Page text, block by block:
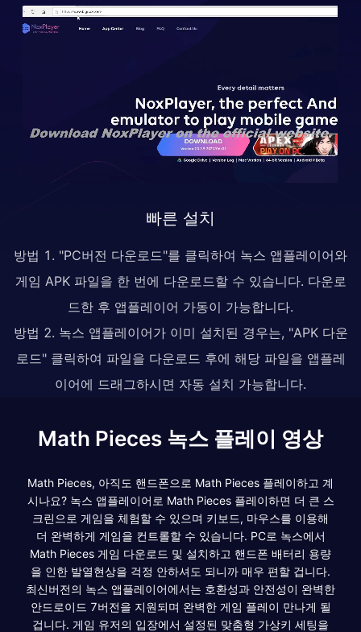
빠른 설치
방법 1. "PC버전 다운로드"를 클릭하여 녹스 앱플레이어와
게임 APK 파일을 한 번에 다운로드할 수 있습니다. 다운로
드한 후 앱플레이어 가동이 가능합니다.
방법 2. 녹스 앱플레이어가 이미 설치된 경우는, "APK 다운
로드" 클릭하여 파일을 다운로드 후에 해당 파일을 앱플레
이어에 드래그하시면 자동 설치 가능합니다.
Math Pieces 녹스 플레이 영상
Math Pieces, 아직도 핸드폰으로 Math Pieces 플레이하고 계
시나요? 녹스 앱플레이어로 Math Pieces 플레이하면 더 큰 스
크린으로 게임을 체험할 수 있으며 키보드, 마우스를 이용해
더 완벽하게 게임을 컨트롤할 수 있습니다. PC로 녹스에서
Math Pieces 게임 다운로드 및 설치하고 핸드폰 배터리 용량
을 인한 발열현상을 걱정 안하셔도 되니까 매우 편할 겁니다.
최신버전의 녹스 앱플레이어에서는 호환성과 안전성이 완벽한
안드로이드 7버전을 지원되며 완벽한 게임 플레이 만나게 될
겁니다. 게임 유저의 입장에서 설정된 맞춤형 가상키 세팅을